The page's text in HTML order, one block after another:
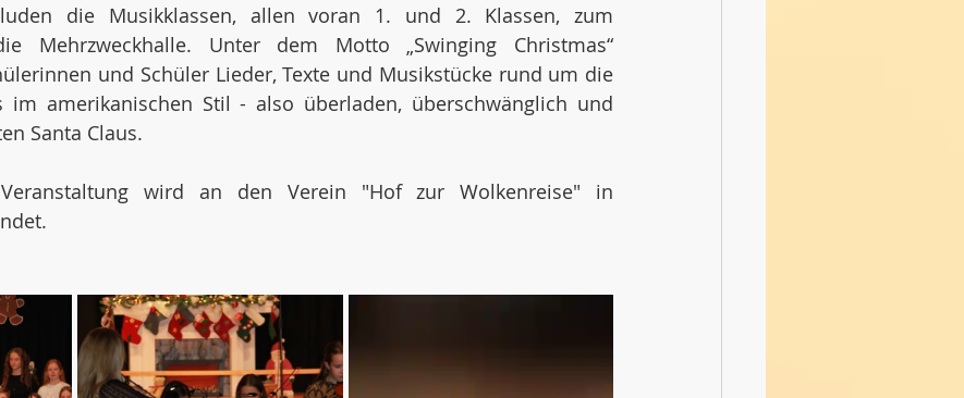
die Musikklassen, allen voran 1. und 2. Klassen, zum
Mehrzweckhalle. Unter dem Motto „Swinging Christmas“
und Schüler Lieder, Texte und Musikstücke rund um die
im amerikanischen Stil - also überladen, überschwänglich und
Santa Claus.
wird an den Verein "Hof zur Wolkenreise" in